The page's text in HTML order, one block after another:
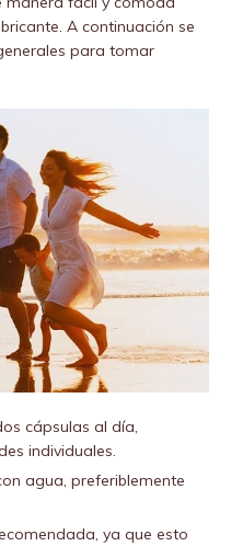
A continuación se
para tomar
cápsulas al día,
individuales.
agua, preferiblemente
ya que esto